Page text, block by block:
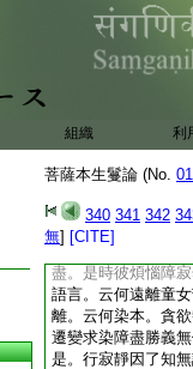
組織 利
菩薩本生鬘論 (No.
340 341 342
無] [CITE]
菩薩之行。發起隨
大梵行圓滿修作。
甚深増上妙行。了
就根本自性。住於
恚有情其心不生。
恚生。如是有學戒
息。了知輪囘自性
果。寂靜安樂圓滿
變。智慧爲上。是
法師眞實出生自在
言。無相之意圓滿
盡。是時彼煩惱障
語言。云何遠離童
離。云何染本。貪
遷變求染障盡勝義
是。行寂靜因了知